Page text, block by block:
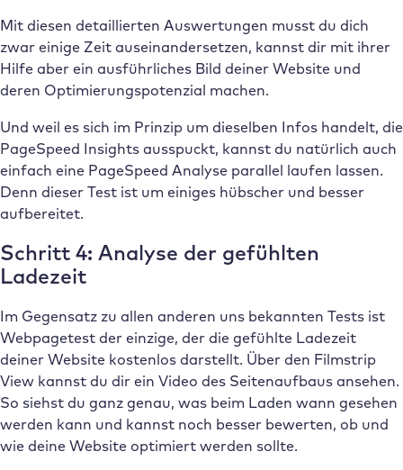
Mit diesen detaillierten Auswertungen musst du dich
zwar einige Zeit auseinandersetzen, kannst dir mit ihrer
Hilfe aber ein ausführliches Bild deiner Website und
deren Optimierungspotenzial machen.
Und weil es sich im Prinzip um dieselben Infos handelt, die
PageSpeed Insights ausspuckt, kannst du natürlich auch
einfach eine PageSpeed Analyse parallel laufen lassen.
Denn dieser Test ist um einiges hübscher und besser
aufbereitet.
Schritt 4: Analyse der gefühlten
Ladezeit
Im Gegensatz zu allen anderen uns bekannten Tests ist
Webpagetest der einzige, der die gefühlte Ladezeit
deiner Website kostenlos darstellt. Über den Filmstrip
View kannst du dir ein Video des Seitenaufbaus ansehen.
So siehst du ganz genau, was beim Laden wann gesehen
werden kann und kannst noch besser bewerten, ob und
wie deine Website optimiert werden sollte.